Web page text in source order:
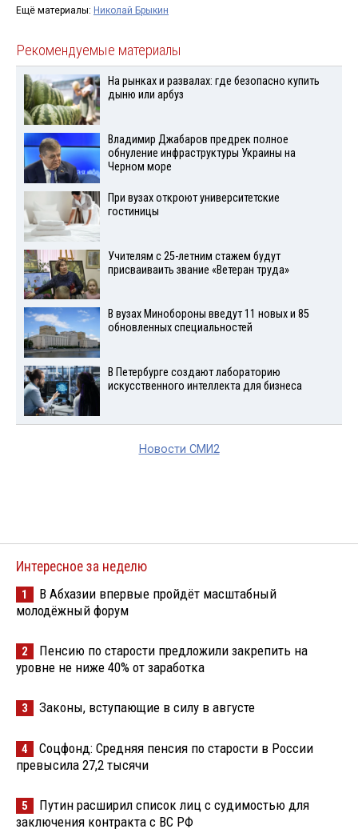
Ещё материалы: Николай Брыкин
Рекомендуемые материалы
На рынках и развалах: где безопасно купить
дыню или арбуз
Владимир Джабаров предрек полное
обнуление инфраструктуры Украины на
Черном море
При вузах откроют университетские
гостиницы
Учителям с 25-летним стажем будут
присваиваить звание «Ветеран труда»
В вузах Минобороны введут 11 новых и 85
обновленных специальностей
В Петербурге создают лабораторию
искусственного интеллекта для бизнеса
Новости СМИ2
Интересное за неделю
1
В Абхазии впервые пройдёт масштабный
молодёжный форум
2
Пенсию по старости предложили закрепить на
уровне не ниже 40% от заработка
3 Законы, вступающие в силу в августе
4
Соцфонд: Средняя пенсия по старости в России
превысила 27,2 тысячи
5
Путин расширил список лиц с судимостью для
заключения контракта с ВС РФ